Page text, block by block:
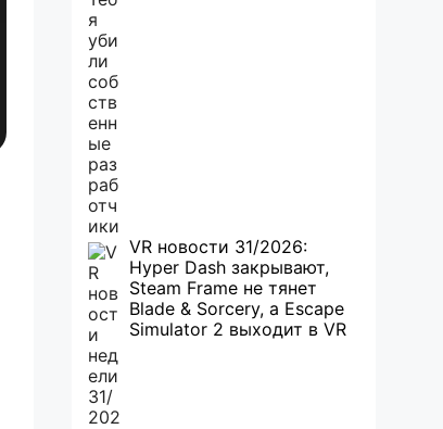
VR новости 31/2026:
Hyper Dash закрывают,
Steam Frame не тянет
Blade & Sorcery, а Escape
Simulator 2 выходит в VR